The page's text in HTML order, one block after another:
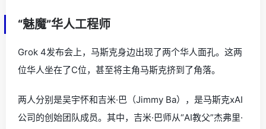
“魅魔”华人工程师
Grok 4发布会上，马斯克身边出现了两个华人面孔。这两
位华人坐在了C位，甚至将主角马斯克挤到了角落。
两人分别是吴宇怀和吉米·巴（Jimmy Ba），是马斯克xAI
公司的创始团队成员。其中，吉米·巴师从“AI教父”杰弗里·